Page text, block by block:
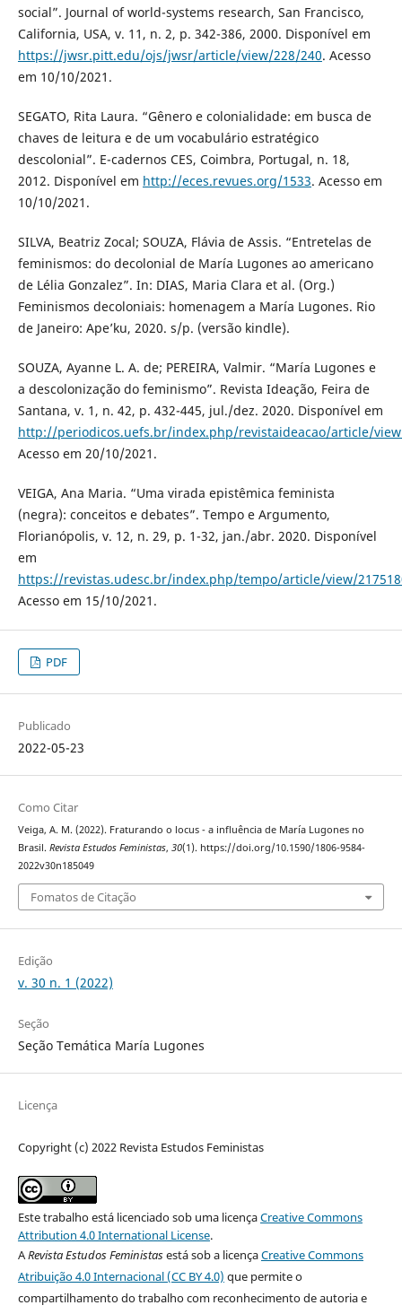
social”. Journal of world-systems research, San Francisco,
California, USA, v. 11, n. 2, p. 342-386, 2000. Disponível em
https://jwsr.pitt.edu/ojs/jwsr/article/view/228/240. Acesso
em 10/10/2021.
SEGATO, Rita Laura. “Gênero e colonialidade: em busca de
chaves de leitura e de um vocabulário estratégico
descolonial”. E-cadernos CES, Coimbra, Portugal, n. 18,
2012. Disponível em http://eces.revues.org/1533. Acesso em
10/10/2021.
SILVA, Beatriz Zocal; SOUZA, Flávia de Assis. “Entretelas de
feminismos: do decolonial de María Lugones ao americano
de Lélia Gonzalez”. In: DIAS, Maria Clara et al. (Org.)
Feminismos decoloniais: homenagem a María Lugones. Rio
de Janeiro: Ape’ku, 2020. s/p. (versão kindle).
SOUZA, Ayanne L. A. de; PEREIRA, Valmir. “María Lugones e
a descolonização do feminismo”. Revista Ideação, Feira de
Santana, v. 1, n. 42, p. 432-445, jul./dez. 2020. Disponível em
http://periodicos.uefs.br/index.php/revistaideacao/article/
Acesso em 20/10/2021.
VEIGA, Ana Maria. “Uma virada epistêmica feminista
(negra): conceitos e debates”. Tempo e Argumento,
Florianópolis, v. 12, n. 29, p. 1-32, jan./abr. 2020. Disponível
em
https://revistas.udesc.br/index.php/tempo/article/view/
Acesso em 15/10/2021.
PDF
Publicado
2022-05-23
Como Citar
Veiga, A. M. (2022). Fraturando o locus - a influência de María Lugones no
Brasil. Revista Estudos Feministas, 30(1). https://doi.org/10.1590/1806-9584-
2022v30n185049
Fomatos de Citação
Edição
v. 30 n. 1 (2022)
Seção
Seção Temática María Lugones
Licença
Copyright (c) 2022 Revista Estudos Feministas
Este trabalho está licenciado sob uma licençaCreative Commons
Attribution 4.0 International License.
ARevista Estudos Feministasestá sob a licençaCreative Commons
Atribuição 4.0 Internacional (CC BY 4.0) que permite o
compartilhamento do trabalho com reconhecimento de autoria e